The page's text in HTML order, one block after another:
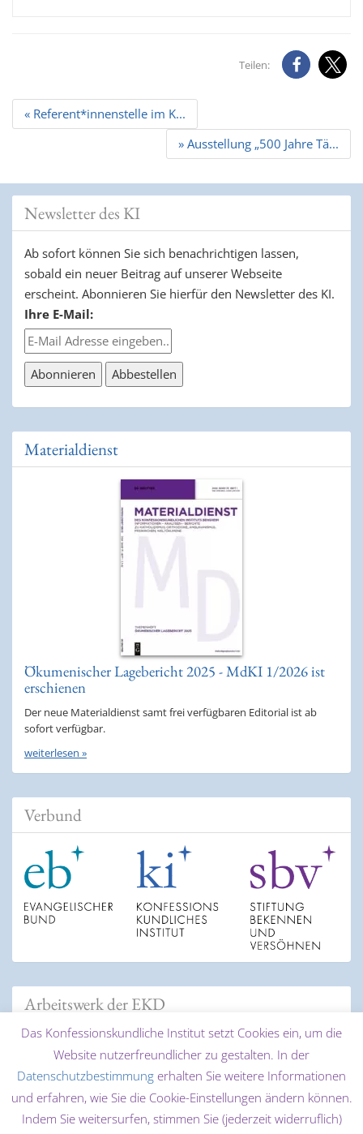
Teilen:
Beitrags
Navigation
« Referent*innenstelle im K...
» Ausstellung „500 Jahre Tä...
Newsletter des KI
Ab sofort können Sie sich benachrichtigen lassen,
sobald ein neuer Beitrag auf unserer Webseite
erscheint. Abonnieren Sie hierfür den Newsletter des KI.
Ihre E-Mail:
Materialdienst
Ökumenischer Lagebericht 2025 - MdKI 1/2026 ist
erschienen
Der neue Materialdienst samt frei verfügbaren Editorial ist ab
sofort verfügbar.
weiterlesen »
Verbund
Arbeitswerk der EKD
Das Konfessionskundliche Institut setzt Cookies ein, um die
Website nutzerfreundlicher zu gestalten. In der
Datenschutzbestimmung erhalten Sie weitere Informationen
und erfahren, wie Sie die Cookie-Einstellungen ändern können.
Indem Sie weitersurfen, stimmen Sie (jederzeit widerruflich)